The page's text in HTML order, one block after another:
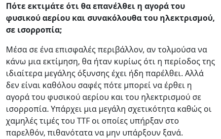
Πότε εκτιμάτε ότι θα επανέλθει η αγορά του
φυσικού αερίου και συνακόλουθα του ηλεκτρισμού,
σε ισορροπία;
Μέσα σε ένα επισφαλές περιβάλλον, αν τολμούσα να
κάνω μια εκτίμηση, θα ήταν κυρίως ότι η περίοδος της
ιδιαίτερα μεγάλης όξυνσης έχει ήδη παρέλθει. Αλλά
δεν είναι καθόλου σαφές πότε μπορεί να έρθει η
αγορά του φυσικού αερίου και του ηλεκτρισμού σε
ισορροπία. Υπάρχει μια μεγάλη σχετικότητα καθώς οι
χαμηλές τιμές του TTF οι οποίες υπήρξαν στο
παρελθόν, πιθανότατα να μην υπάρξουν ξανά.